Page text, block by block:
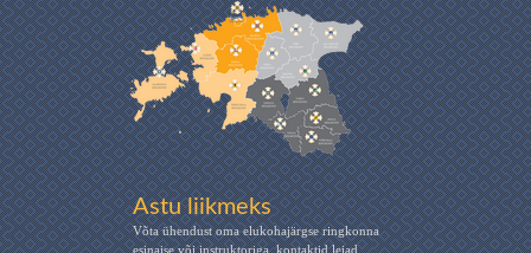
Astu liikmeks
Võta ühendust oma elukohajärgse ringkonna
esinaise või instruktoriga, kontaktid leiad